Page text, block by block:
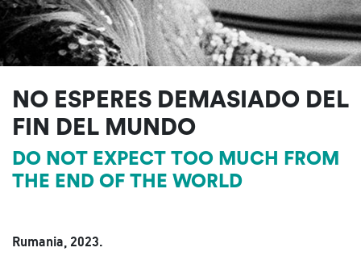
NO ESPERES DEMASIADO DEL
FIN DEL MUNDO
DO NOT EXPECT TOO MUCH FROM
THE END OF THE WORLD
Rumania, 2023.